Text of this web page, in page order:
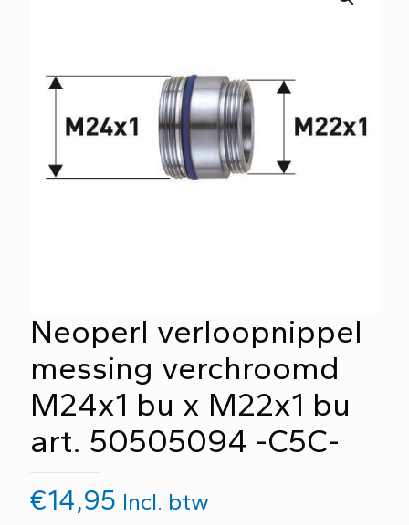
Neoperl verloopnippel
messing verchroomd
M24x1 bu x M22x1 bu
art. 50505094 -C5C-
€14,95 Incl. btw